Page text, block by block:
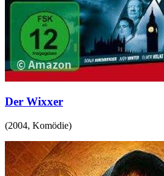
Der Wixxer
(2004, Komödie)